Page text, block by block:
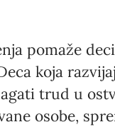
pomaže
koja
trud u
osobe,